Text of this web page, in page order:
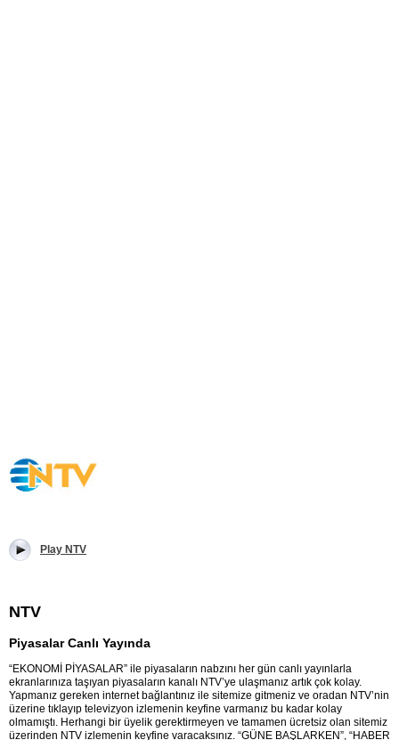
Play NTV
NTV
Piyasalar Canlı Yayında
“EKONOMİ PİYASALAR” ile piyasaların nabzını her gün canlı yayınlarla
ekranlarınıza taşıyan piyasaların kanalı NTV’ye ulaşmanız artık çok kolay.
Yapmanız gereken internet bağlantınız ile sitemize gitmeniz ve oradan NTV’nin
üzerine tıklayıp televizyon izlemenin keyfine varmanız bu kadar kolay
olmamıştı. Herhangi bir üyelik gerektirmeyen ve tamamen ücretsiz olan sitemiz
üzerinden NTV izlemenin keyfine varacaksınız. “GÜNE BAŞLARKEN”, “HABER